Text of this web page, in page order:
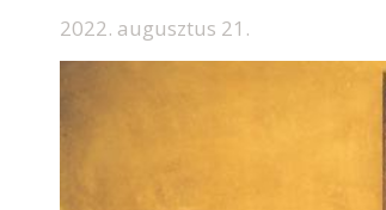
2022. augusztus 21.